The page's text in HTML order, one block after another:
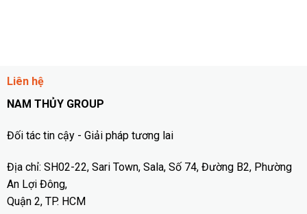
Liên hệ
NAM THỦY GROUP
Đối tác tin cậy - Giải pháp tương lai
Địa chỉ: SH02-22, Sari Town, Sala, Số 74, Đường B2, Phường
An Lợi Đông,
Quận 2, TP. HCM